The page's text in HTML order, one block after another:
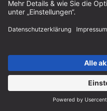
Liefer- & Versandkosten
Zahlung & Steuer
Kontaktformular
Über uns
Vertrag widerrufen